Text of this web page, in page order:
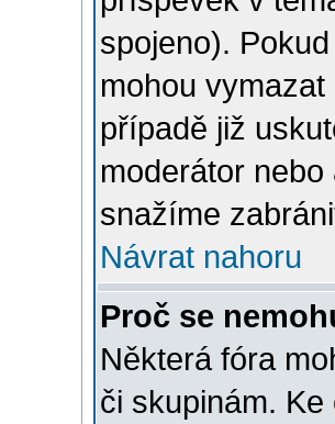
spojeno).
mohou
případě již
moderátor
snažíme
Návrat nahoru
Proč se
Některá fóra
či skupinám.